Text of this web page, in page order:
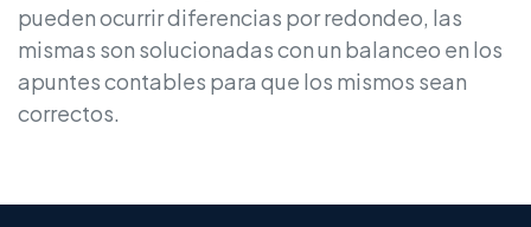
pueden ocurrir diferencias por redondeo, las
mismas son solucionadas con un balanceo en los
apuntes contables para que los mismos sean
correctos.